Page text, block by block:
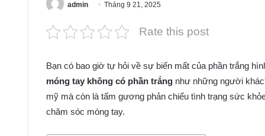
admin Tháng 9 21, 2025
Rate this post
Bạn có bao giờ tự hỏi về sự biến mất của phần trắng
móng tay không có phần trắng như những người
mỹ mà còn là tấm gương phản chiếu tình trạng sức
chăm sóc móng tay.